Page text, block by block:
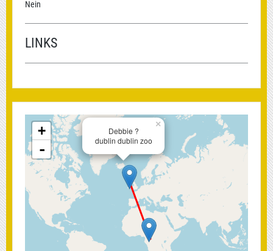
Nein
LINKS
×
Debbie ?
dublin dublin zoo
+
-